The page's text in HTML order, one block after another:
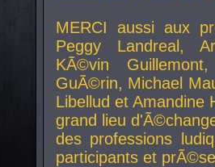
MERCI aussi aux
Peggy Landreal,
KÃ©vin
GuÃ©rin, Michael
Libellud et Amandine
grand lieu
des professions
participants et